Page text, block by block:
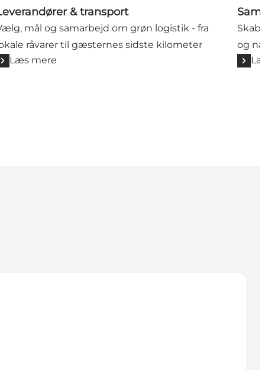
& transport
mål og samarbejd om grøn logistik - fra
råvarer til gæsternes sidste kilometer
Læs mere
og